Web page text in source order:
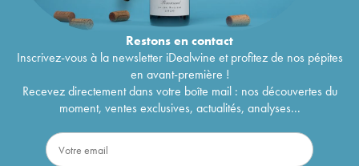
Restons encontact
Inscrivez-vous à la newsletter iDealwine et profitez de nos pépites
en avant-première !
Recevez directement dans votre boîte mail : nos découvertes du
moment, ventes exclusives, actualités, analyses...